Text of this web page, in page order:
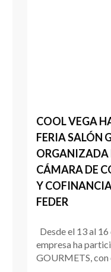
COOL VEGA
FERIA SALÓN
ORGANIZADA
CÁMARA DE
Y
FEDER
Desde el 13 al
empresa ha
GOURMETS,